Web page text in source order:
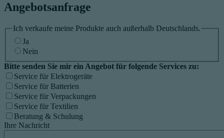
Angebotsanfrage
Ich verkaufe meine Produkte auch außerhalb Deutschlands.
Ja
Nein
Bitte senden Sie mir ein Angebot für folgende Services zu:
Service für Elektrogeräte
Service für Batterien
Service für Verpackungen
Service für Textilien
Beratung & Schulung
Ihre Nachricht